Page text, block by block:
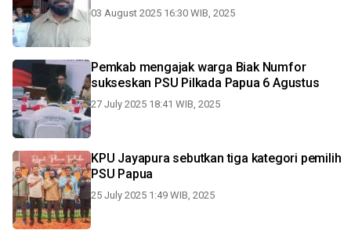
03 August 2025 16:30 WIB, 2025
Pemkab mengajak warga Biak Numfor
sukseskan PSU Pilkada Papua 6 Agustus
27 July 2025 18:41 WIB, 2025
KPU Jayapura sebutkan tiga kategori pemilih
PSU Papua
25 July 2025 1:49 WIB, 2025